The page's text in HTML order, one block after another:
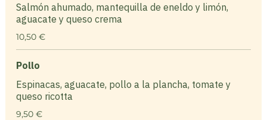
Salmón ahumado, mantequilla de eneldo y limón,
aguacate y queso crema
10,50 €
Pollo
Espinacas, aguacate, pollo a la plancha, tomate y
queso ricotta
9,50 €